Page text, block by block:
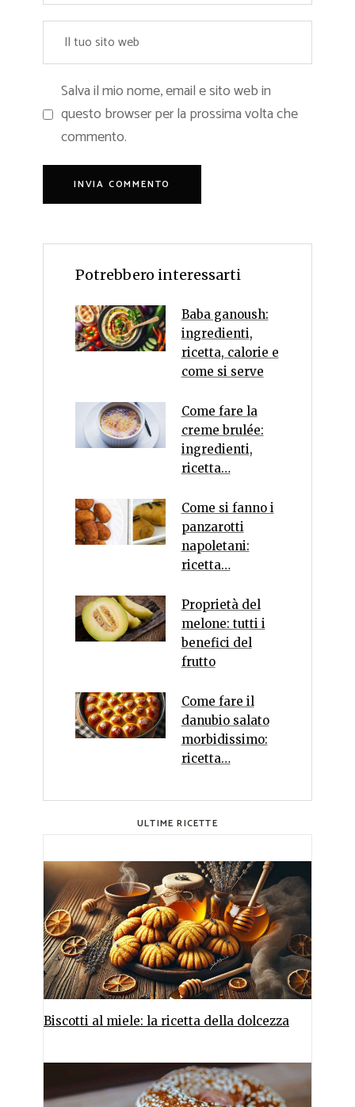
Salva il mio nome, email e sito web in
questo browser per la prossima volta che
commento.
Potrebbero interessarti
Baba ganoush:
ingredienti,
ricetta, calorie e
come si serve
Come fare la
creme brulée:
ingredienti,
ricetta…
Come si fanno i
panzarotti
napoletani:
ricetta…
Proprietà del
melone: tutti i
benefici del
frutto
Come fare il
danubio salato
morbidissimo:
ricetta…
ULTIME RICETTE
Biscotti al miele: la ricetta della dolcezza